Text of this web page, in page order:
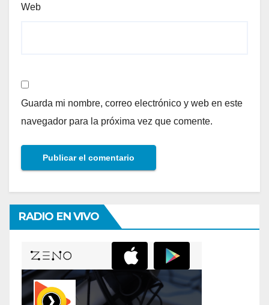
Web
Guarda mi nombre, correo electrónico y web en este
navegador para la próxima vez que comente.
RADIO EN VIVO